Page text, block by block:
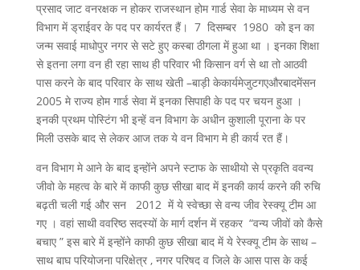
प्रसाद जाट वनरक्षक न होकर राजस्थान होम गार्ड सेवा के माध्यम से वन
विभाग में ड्राईवर के पद पर कार्यरत हैं। 7 दिसम्बर 1980 को इन का
जन्म सवाई माधोपुर नगर से सटे हुए कस्बा ठीगला में हुआ था । इनका शिक्षा
से इतना लगा वन ही रहा साथ ही परिवार भी किसान वर्ग से था तो आठवी
पास करने के बाद परिवार के साथ खेती –बाड़ी केकार्यमेजुटगएऔरबादमेंसन
2005 मे राज्य होम गार्ड सेवा में इनका सिपाही के पद पर चयन हुआ ।
इनकी प्रथम पोस्टिंग भी इन्हें वन विभाग के अधीन कुशाली पूराना के पर
मिली उसके बाद से लेकर आज तक ये वन विभाग मे ही कार्य रत हैं।
वन विभाग मे आने के बाद इन्होंने अपने स्टाफ के साथीयो से प्रकृति ववन्य
जीवो के महत्व के बारे में काफी कुछ सीखा बाद में इनकी कार्य करने की रुचि
बढ़ती चली गई और सन 2012 में ये स्वेच्छा से वन्य जीव रेस्क्यू टीम आ
गए । वहां साथी ववरिष्ठ सदस्यों के मार्ग दर्शन में रहकर “वन्य जीवों को कैसे
बचाए ” इस बारे में इन्होंने काफी कुछ सीखा बाद में ये रेस्क्यू टीम के साथ –
साथ बाघ परियोजना परिक्षेत्र , नगर परिषद व जिले के आस पास के कई